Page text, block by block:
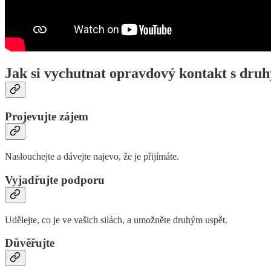
Jak si vychutnat opravdový kontakt s
Projevujte zájem
Naslouchejte a dávejte najevo, že je přijímáte.
Vyjadřujte podporu
Udělejte, co je ve vašich silách, a umožněte druhým uspět.
Důvěřujte